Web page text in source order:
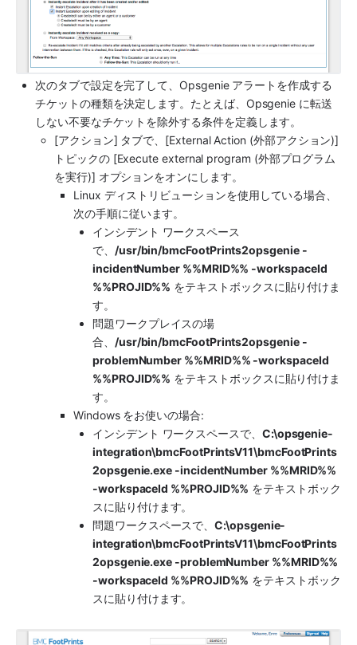
次のタブで設定を完了して、 Opsgenie アラートを作成する
チケットの種類を決定します。たとえば、 Opsgenie に転送
しない不要なチケットを除外する条件を定義します。
[アクション] タブで、[External Action (外部アクション)]
トピックの [Execute external program (外部プログラム
を実行)] オプションをオンにします。
Linux ディストリビューションを使用している場合、
次の手順に従います。
インシデント ワークスペース
で、 /usr/bin/bmcFootPrints2opsgenie -
incidentNumber %%MRID%% -workspaceId
%%PROJID%% をテキストボックスに貼り付けま
す。
問題ワークプレイスの場
合、 /usr/bin/bmcFootPrints2opsgenie -
problemNumber %%MRID%% -workspaceId
%%PROJID%% をテキストボックスに貼り付けま
す。
Windows をお使いの場合:
インシデント ワークスペースで、 C:\opsgenie-
integration\bmcFootPrintsV11\bmcFootPrints
2opsgenie.exe -incidentNumber %%MRID%%
-workspaceId %%PROJID%% をテキストボック
スに貼り付けます。
問題ワークスペースで、C:\opsgenie-
integration\bmcFootPrintsV11\bmcFootPrints
2opsgenie.exe -problemNumber %%MRID%%
-workspaceId %%PROJID%% をテキストボック
スに貼り付けます。